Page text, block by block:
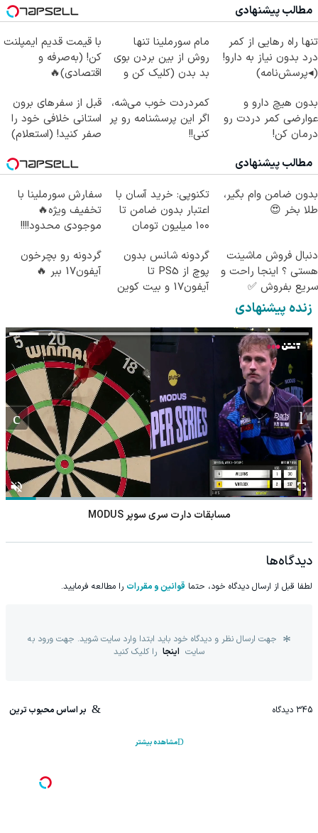
مطالب پیشنهادی
تنها راه رهایی از کمر
درد بدون نیاز به دارو!
(◂پرسش‌نامه)
مام سورملینا تنها
روش از بین بردن بوی
بد بدن (کلیک کن و
با قیمت قدیم ایمپلنت
کن! (به‌صرفه و
اقتصادی)🔥
بدون هیچ دارو و
عوارضی کمر دردت رو
درمان کن!
کمردردت خوب می‌شه،
اگر این پرسشنامه رو پر
کنی!!
قبل از سفرهای برون
استانی خلافی خود را
صفر کنید! (استعلام)
مطالب پیشنهادی
بدون ضامن وام بگیر،
طلا بخر 😍
تکنوپی: خرید آسان با
اعتبار بدون ضامن تا
۱۰۰ میلیون تومان
سفارش سورملینا با
تخفیف ویژه🔥
موجودی محدود!!!!
دنبال فروش ماشینت
هستی ؟ اینجا راحت و
سریع بفروش ✅
گردونه شانس بدون
پوچ از PS5 تا
آیفون17 و بیت کوین
گردونه رو بچرخون
آیفون17 ببر 🔥
زنده پیشنهادی
مسابقات دارت سری سوپر MODUS
دیدگاه‌ها
لطفا قبل از ارسال دیدگاه خود، حتما قوانین و مقررات را مطالعه فرمایید.
جهت ارسال نظر و دیدگاه خود باید ابتدا وارد سایت شوید. جهت ورود به
سایت اینجا را کلیک کنید
345 دیدگاه بر اساس محبوب ترین
مشاهده بیشتر